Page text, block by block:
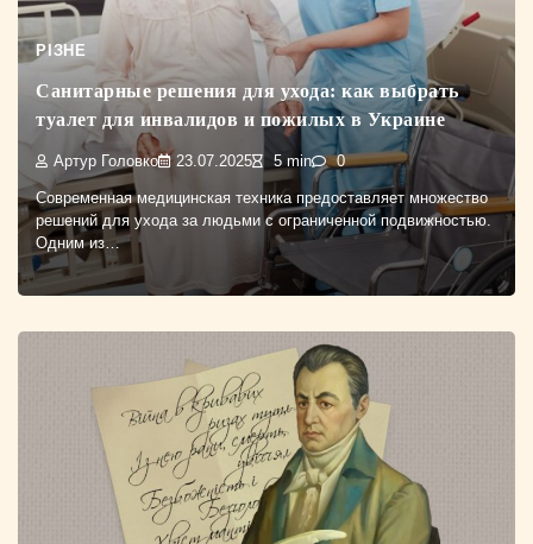
РІЗНЕ
Санитарные решения для ухода: как выбрать
туалет для инвалидов и пожилых в Украине
Артур Головко 23.07.2025 5 min 0
Современная медицинская техника предоставляет множество
решений для ухода за людьми с ограниченной подвижностью.
Одним из…